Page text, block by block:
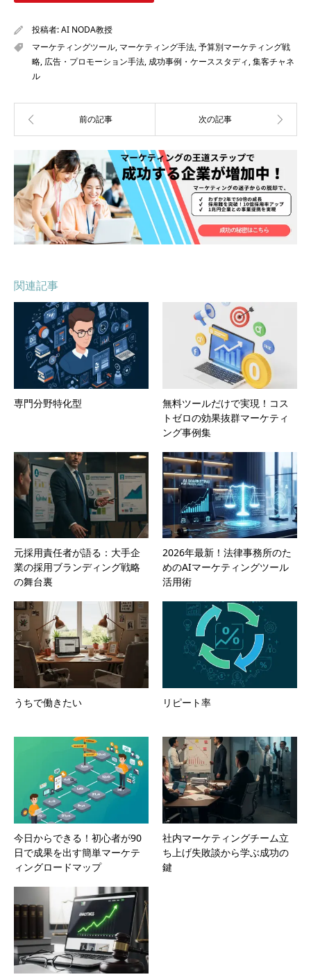
投稿者:AI NODA教授
マーケティングツール, マーケティング手法,予算別マーケティング戦
略, 広告・プロモーション手法, 成功事例・ケーススタディ,集客チャネ
ル
関連記事
専門分野特化型
無料ツールだけで実現！コス
トゼロの効果抜群マーケティ
ング事例集
元採用責任者が語る：大手企
業の採用ブランディング戦略
の舞台裏
2026年最新！法律事務所のた
めのAIマーケティングツール
活用術
うちで働きたい リピート率
今日からできる！初心者が90
日で成果を出す簡単マーケテ
ィングロードマップ
社内マーケティングチーム立
ち上げ失敗談から学ぶ成功の
鍵